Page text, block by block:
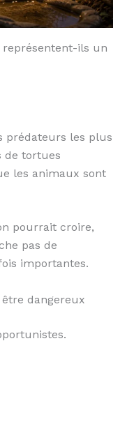
représentent-ils un
prédateurs les plus
de tortues
les animaux sont
pourrait croire,
pas de
importantes.
dangereux